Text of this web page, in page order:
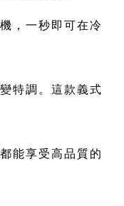
，一秒即可在冷
特調。這款義式
能享受高品質的